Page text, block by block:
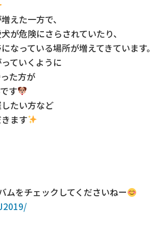
えた一方で、
が危険にさらされていたり、
なっている場所が増えてきています。
ていくように
た方が
す
たい方など
ます
をチェックしてくださいねー